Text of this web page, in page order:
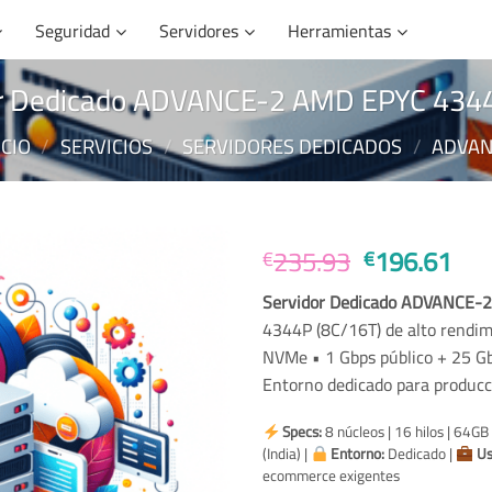
Seguridad Servidores
Herramientas
ADVANCE-2 AMD EPYC
/ SERVICIOS / SERVIDORES DEDICADOS /
€235.93 El
precio
original
era:
€235.93.
€196.61
es:
Servidor Dedicado
4344P (8C/16T) de alto
NVMe • 1 Gbps público + 25
Entorno dedicado para
Specs:8 núcleos | 16 hilos |
(India) | Entorno:Dedicado |
ecommerce exigentes